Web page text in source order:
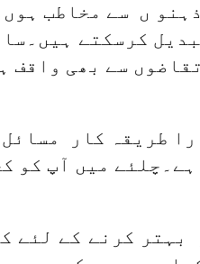
ں سے مخاطب
کرسکتے
سے بھی واقف
طریقہ کار
میں آپ کو
کرنے کے لئے